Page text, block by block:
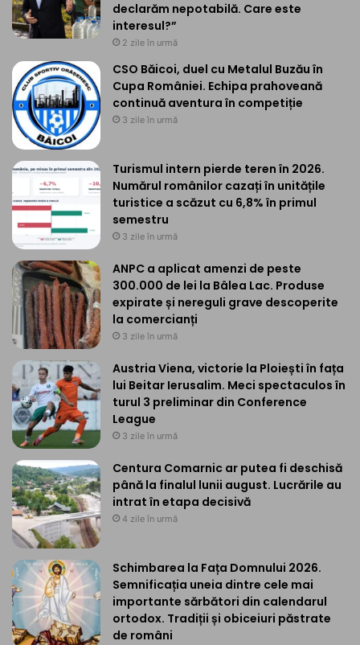
declarăm nepotabilă. Care este
interesul?”
2 zile în urmă
CSO Băicoi, duel cu Metalul Buzău în
Cupa României. Echipa prahoveană
continuă aventura în competiție
3 zile în urmă
Turismul intern pierde teren în 2026.
Numărul românilor cazați în unitățile
turistice a scăzut cu 6,8% în primul
semestru
3 zile în urmă
ANPC a aplicat amenzi de peste
300.000 de lei la Bâlea Lac. Produse
expirate și nereguli grave descoperite
la comercianți
3 zile în urmă
Austria Viena, victorie la Ploiești în fața
lui Beitar Ierusalim. Meci spectaculos în
turul 3 preliminar din Conference
League
3 zile în urmă
Centura Comarnic ar putea fi deschisă
până la finalul lunii august. Lucrările au
intrat în etapa decisivă
4 zile în urmă
Schimbarea la Fața Domnului 2026.
Semnificația uneia dintre cele mai
importante sărbători din calendarul
ortodox. Tradiții și obiceiuri păstrate
de români